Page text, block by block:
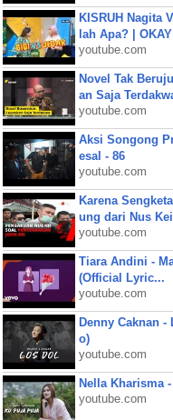
KISRUH Nagita
lah Apa? |
youtube.com
Novel Tak
an Saja
youtube.com
Aksi Songong
esal - 86
youtube.com
Karena
ung dari Nus
youtube.com
Tiara Andini -
(Official Lyric...
youtube.com
Denny Caknan
o)
youtube.com
Nella Kharisma
youtube.com